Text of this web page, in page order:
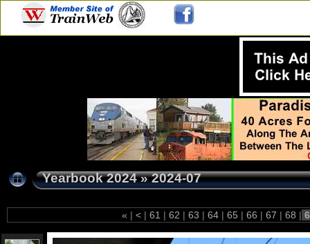
Yearbook 2024»2024-07
« | < | 61 | 62 | 63 | 64 | 65 | 66 | 67 | 68 |